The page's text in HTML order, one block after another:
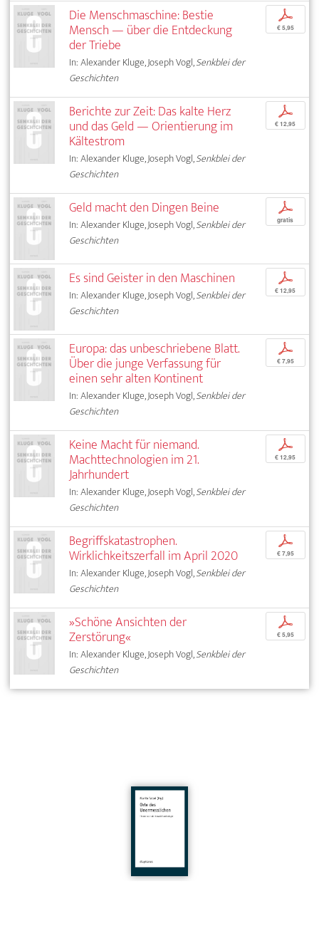
Die Menschmaschine: Bestie
Mensch — über die Entdeckung
der Triebe
In: Alexander Kluge, Joseph Vogl,Senkblei der
Geschichten
p
€ 5,95
Berichte zur Zeit: Das kalte Herz
und das Geld — Orientierung im
Kältestrom
In: Alexander Kluge, Joseph Vogl,Senkblei der
Geschichten
p
€ 12,95
Geld macht den Dingen Beine
In: Alexander Kluge, Joseph Vogl,Senkblei der
Geschichten
p
gratis
Es sind Geister in den Maschinen
In: Alexander Kluge, Joseph Vogl,Senkblei der
Geschichten
p
€ 12,95
Europa: das unbeschriebene Blatt.
Über die junge Verfassung für
einen sehr alten Kontinent
In: Alexander Kluge, Joseph Vogl,Senkblei der
Geschichten
p
€ 7,95
Keine Macht für niemand.
Machttechnologien im 21.
Jahrhundert
In: Alexander Kluge, Joseph Vogl,Senkblei der
Geschichten
p
€ 12,95
Begriffskatastrophen.
Wirklichkeitszerfall im April 2020
In: Alexander Kluge, Joseph Vogl,Senkblei der
Geschichten
p
€ 7,95
»Schöne Ansichten der
Zerstörung«
In: Alexander Kluge, Joseph Vogl,Senkblei der
Geschichten
p
€ 5,95